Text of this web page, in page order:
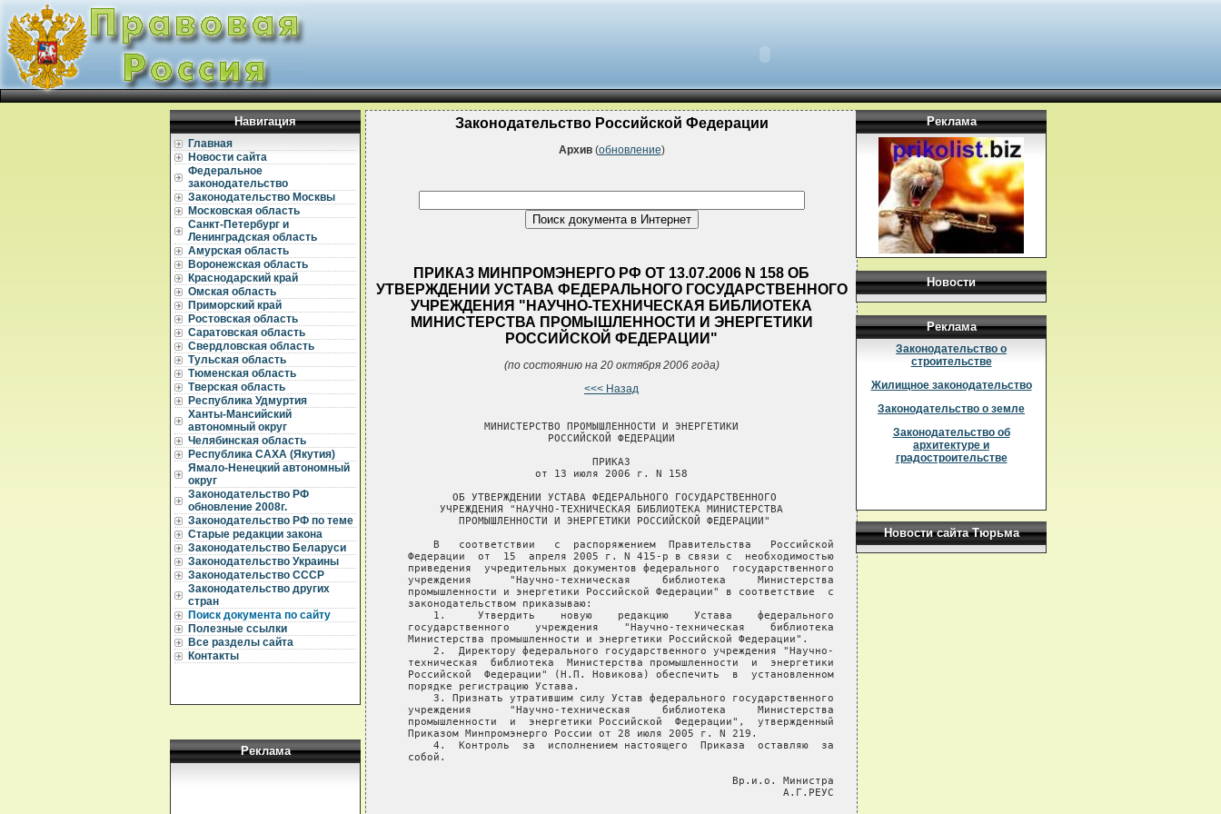
Навигация
Главная
Новости сайта
Федеральное
законодательство
Законодательство Москвы
Московская область
Санкт-Петербург и
Ленинградская область
Амурская область
Воронежская область
Краснодарский край
Омская область
Приморский край
Ростовская область
Саратовская область
Свердловская область
Тульская область
Тюменская область
Тверская область
Республика Удмуртия
Ханты-Мансийский
автономный округ
Челябинская область
Республика САХА (Якутия)
Ямало-Ненецкий автономный
округ
Законодательство РФ
обновление 2008г.
Законодательство РФ по теме
Старые редакции закона
Законодательство Беларуси
Законодательство Украины
Законодательство СССР
Законодательство других
стран
Поиск документа по сайту
Полезные ссылки
Все разделы сайта
Контакты
Реклама
Законодательство Российской Федерации
Архив (обновление)
ПРИКАЗ МИНПРОМЭНЕРГО РФ ОТ 13.07.2006 N 158 ОБ
УТВЕРЖДЕНИИ УСТАВА ФЕДЕРАЛЬНОГО ГОСУДАРСТВЕННОГО
УЧРЕЖДЕНИЯ "НАУЧНО-ТЕХНИЧЕСКАЯ БИБЛИОТЕКА
МИНИСТЕРСТВА ПРОМЫШЛЕННОСТИ И ЭНЕРГЕТИКИ
РОССИЙСКОЙ ФЕДЕРАЦИИ"
(по состоянию на 20 октября 2006 года)
<<< Назад
               МИНИСТЕРСТВО ПРОМЫШЛЕННОСТИ И ЭНЕРГЕТИКИ
                         РОССИЙСКОЙ ФЕДЕРАЦИИ
                                ПРИКАЗ
                       от 13 июля 2006 г. N 158
          ОБ УТВЕРЖДЕНИИ УСТАВА ФЕДЕРАЛЬНОГО ГОСУДАРСТВЕННОГО
        УЧРЕЖДЕНИЯ "НАУЧНО-ТЕХНИЧЕСКАЯ БИБЛИОТЕКА МИНИСТЕРСТВА
           ПРОМЫШЛЕННОСТИ И ЭНЕРГЕТИКИ РОССИЙСКОЙ ФЕДЕРАЦИИ"
       В   соответствии   с  распоряжением  Правительства   Российской
   Федерации  от  15  апреля 2005 г. N 415-р в связи с  необходимостью
   приведения  учредительных документов федерального  государственного
   учреждения      "Научно-техническая     библиотека     Министерства
   промышленности и энергетики Российской Федерации" в соответствие  с
   законодательством приказываю:
       1.     Утвердить    новую    редакцию    Устава    федерального
   государственного    учреждения    "Научно-техническая    библиотека
   Министерства промышленности и энергетики Российской Федерации".
       2.  Директору федерального государственного учреждения "Научно-
   техническая  библиотека  Министерства промышленности  и  энергетики
   Российской  Федерации" (Н.П. Новикова) обеспечить  в  установленном
   порядке регистрацию Устава.
       3. Признать утратившим силу Устав федерального государственного
   учреждения      "Научно-техническая     библиотека     Министерства
   промышленности  и  энергетики Российской  Федерации",  утвержденный
   Приказом Минпромэнерго России от 28 июля 2005 г. N 219.
       4.  Контроль  за  исполнением настоящего  Приказа  оставляю  за
   собой.
                                                      Вр.и.о. Министра
                                                              А.Г.РЕУС
Реклама
Новости
Реклама
Законодательство о
строительстве
Жилищное законодательство
Законодательство о земле
Законодательство об
архитектуре и
градостроительстве
Новости сайта Тюрьма